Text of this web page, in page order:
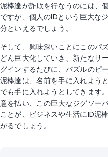
泥棒達が詐欺を行なうのには、
ですが、個人のIDという巨大な
分といえるでしょう。
そして、興味深いことにこのパ
どん巨大化していき、新たなサ
グインするたびに、パズルのピ
泥棒達は、名前を手に入れよう
でも手に入れようとしてきます
意を払い、この巨大なジグソー
ことが、ビジネスや生活にID泥
がるでしょう。